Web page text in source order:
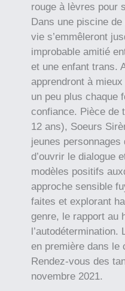
rouge à lèvres pour
Dans une piscine
vie s’emmêleront
improbable amitié
et une enfant trans.
apprendront à
un peu plus chaque
confiance. Pièce de
12 ans), Soeurs
jeunes
d’ouvrir le dialogue
modèles positifs
approche sensible
faites et explorant
genre, le rapport au
l’autodétermination.
en première dans le
Rendez-vous des
novembre 2021.